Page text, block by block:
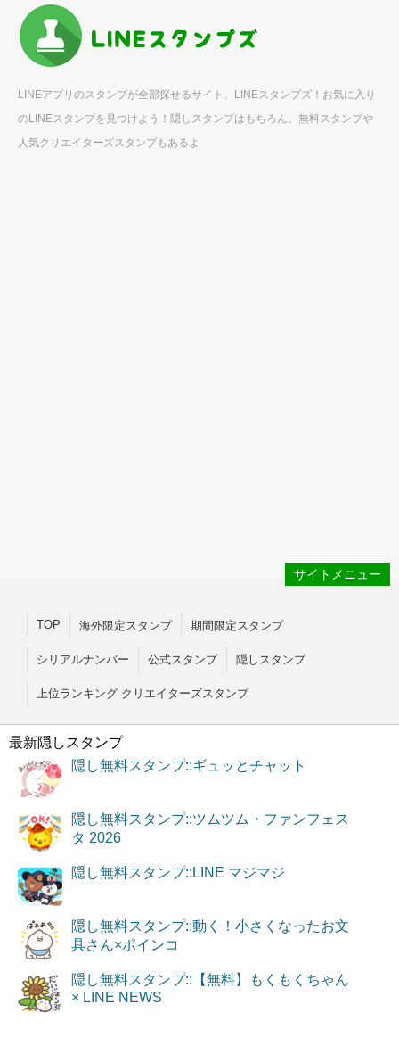
LINEアプリのスタンプが全部探せるサイト、LINEスタンプズ！お気に入り
のLINEスタンプを見つけよう！隠しスタンプはもちろん、無料スタンプや
人気クリエイターズスタンプもあるよ
サイトメニュー
TOP 海外限定スタンプ 期間限定スタンプ
シリアルナンバー 公式スタンプ 隠しスタンプ
上位ランキング クリエイターズスタンプ
最新隠しスタンプ
隠し無料スタンプ::ギュッとチャット
隠し無料スタンプ::ツムツム・ファンフェス
タ 2026
隠し無料スタンプ::LINE マジマジ
隠し無料スタンプ::動く！小さくなったお文
具さん×ポインコ
隠し無料スタンプ::【無料】もくもくちゃん
× LINE NEWS